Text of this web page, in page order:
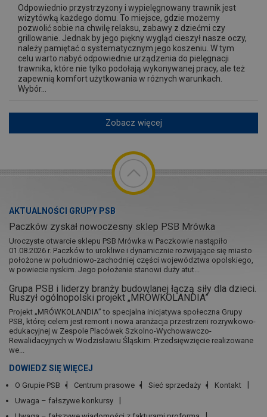
Odpowiednio przystrzyżony i wypielęgnowany trawnik jest
wizytówką każdego domu. To miejsce, gdzie możemy
pozwolić sobie na chwilę relaksu, zabawy z dziećmi czy
grillowanie. Jednak by jego piękny wygląd cieszył nasze oczy,
należy pamiętać o systematycznym jego koszeniu. W tym
celu warto nabyć odpowiednie urządzenia do pielęgnacji
trawnika, które nie tylko podołają wykonywanej pracy, ale też
zapewnią komfort użytkowania w różnych warunkach.
Wybór...
Zobacz więcej
AKTUALNOŚCI GRUPY PSB
Paczków zyskał nowoczesny sklep PSB Mrówka
Uroczyste otwarcie sklepu PSB Mrówka w Paczkowie nastąpiło
01.08.2026 r. Paczków to urokliwe i dynamicznie rozwijające się miasto
położone w południowo-zachodniej części województwa opolskiego,
w powiecie nyskim. Jego położenie stanowi duży atut...
Grupa PSB i liderzy branży budowlanej łączą siły dla dzieci.
Ruszył ogólnopolski projekt „MRÓWKOLANDIA”
Projekt „MRÓWKOLANDIA” to specjalna inicjatywa społeczna Grupy
PSB, której celem jest remont i nowa aranżacja przestrzeni rozrywkowo-
edukacyjnej w Zespole Placówek Szkolno-Wychowawczo-
Rewalidacyjnych w Wodzisławiu Śląskim. Przedsięwzięcie realizowane
we...
DOWIEDZ SIĘ WIĘCEJ
O Grupie PSB Centrum prasowe Sieć sprzedaży
Kontakt
Uwaga – fałszywe konkursy